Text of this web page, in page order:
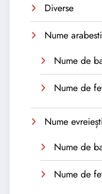
Diverse
Nume arabesti
Nume de
Nume de
Nume evreiești
Nume de
Nume de